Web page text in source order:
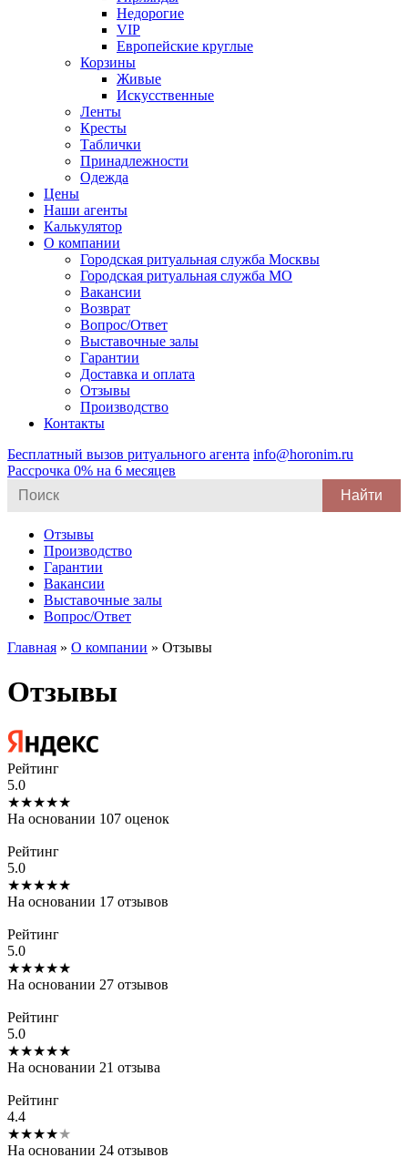
Недорогие
VIP
Европейские круглые
Корзины
Живые
Искусственные
Ленты
Кресты
Таблички
Принадлежности
Одежда
Цены
Наши агенты
Калькулятор
О компании
Городская ритуальная служба Москвы
Городская ритуальная служба МО
Вакансии
Возврат
Вопрос/Ответ
Выставочные залы
Гарантии
Доставка и оплата
Отзывы
Производство
Контакты
Бесплатный вызов ритуального агента info@horonim.ru
Рассрочка 0% на 6 месяцев
for:
Отзывы
Производство
Гарантии
Вакансии
Выставочные залы
Вопрос/Ответ
Главная » О компании » Отзывы
Отзывы
Рейтинг
5.0
★★★★★
На основании 107 оценок
Рейтинг
5.0
★★★★★
На основании 17 отзывов
Рейтинг
5.0
★★★★★
На основании 27 отзывов
Рейтинг
5.0
★★★★★
На основании 21 отзыва
Рейтинг
4.4
★★★★★
На основании 24 отзывов